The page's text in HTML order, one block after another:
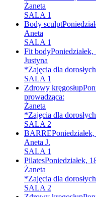
Żaneta
SALA 1
Body sculpt
Aneta
SALA 1
Fit body
Justyna
*Zajęcia dla
SALA 1
Zdrowy kręgosłup
prowadząca:
Żaneta
*Zajęcia dla
SALA 2
BARRE
Aneta J.
SALA 1
PilatesPoniedziałek,
Żaneta
*Zajęcia dla
SALA 2